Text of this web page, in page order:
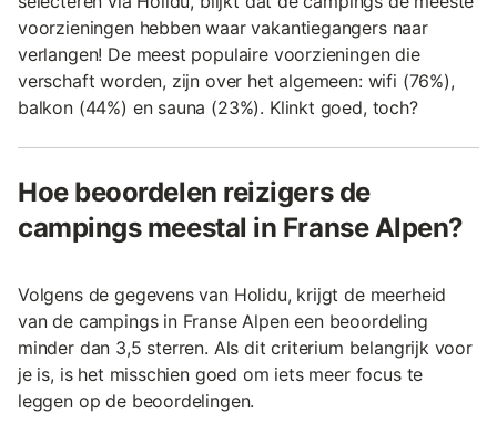
voorzieningen hebben waar vakantiegangers naar
verlangen! De meest populaire voorzieningen die
verschaft worden, zijn over het algemeen: wifi (76%),
balkon (44%) en sauna (23%). Klinkt goed, toch?
Hoe beoordelen reizigers de
campings meestal in Franse Alpen?
Volgens de gegevens van Holidu, krijgt de meerheid
van de campings in Franse Alpen een beoordeling
minder dan 3,5 sterren. Als dit criterium belangrijk voor
je is, is het misschien goed om iets meer focus te
leggen op de beoordelingen.